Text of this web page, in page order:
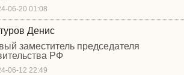
06-20 01:08
Денис
заместитель председателя
РФ
06-12 22:49